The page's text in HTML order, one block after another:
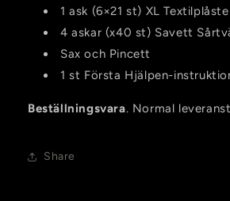
1 ask (6×21 st) XL
4 askar (x40 st) Savett
Sax och Pincett
1 st Första Hjälpen-
Beställningsvara. Normal
Share